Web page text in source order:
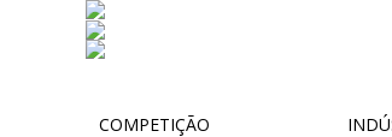
COMPETIÇÃO